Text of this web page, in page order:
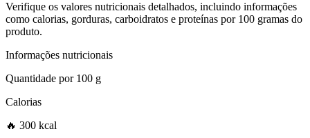
Verifique os valores nutricionais detalhados, incluindo informações
como calorias, gorduras, carboidratos e proteínas por 100 gramas do
produto.
Informações nutricionais
Quantidade por100 g
Calorias
🔥 300 kcal